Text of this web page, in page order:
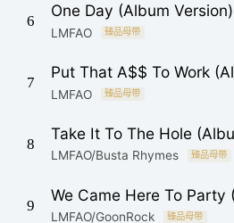
6
One Day (Album Version)
LMFAO 臻品母带
7
LMFAO 臻品母带
8
LMFAO/Busta Rhymes 臻品母带
9
LMFAO/GoonRock 臻品母带